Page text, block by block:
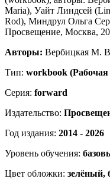
Авторы: Вербицкая М.
Тип: workbook (Рабочая
Серия: forward
Издательство:
Год издания: 2014 - 2026
Уровень обучения:
Цвет обложки: зелёный,